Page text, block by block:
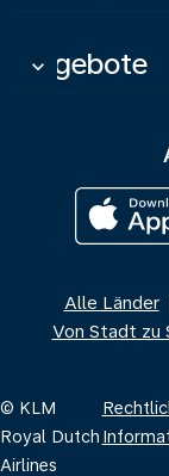
Angebote
keyboard_arrow_down
Alle Länder
Von Stadt zu
© KLM
Royal Dutch
Airlines